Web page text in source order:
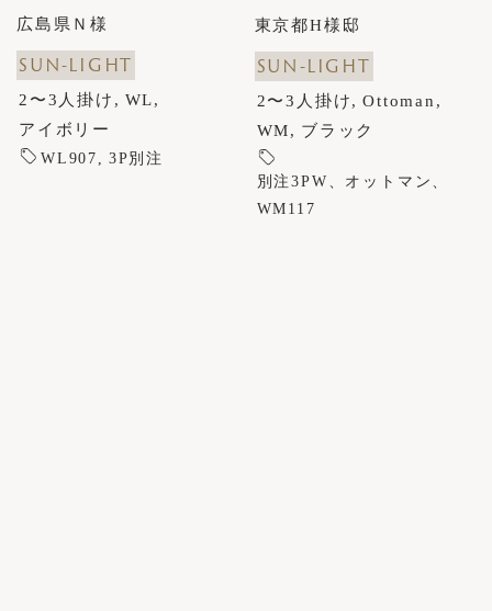
広島県Ｎ様
SUN-LIGHT
2〜3人掛け
WL
アイボリー
WL907 3P別注
東京都H様邸
SUN-LIGHT
2〜3人掛け
Ottoman
WM
ブラック
別注3PW、オットマン、
WM117